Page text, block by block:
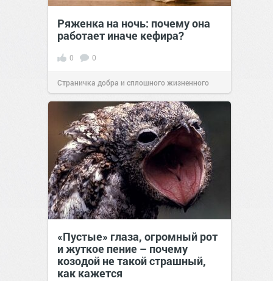
Ряженка на ночь: почему она
работает иначе кефира?
0 0
Страничка добра и сплошного жизненного
позитива!00:28Вчера
«Пустые» глаза, огромный рот
и жуткое пение – почему
козодой не такой страшный,
как кажется